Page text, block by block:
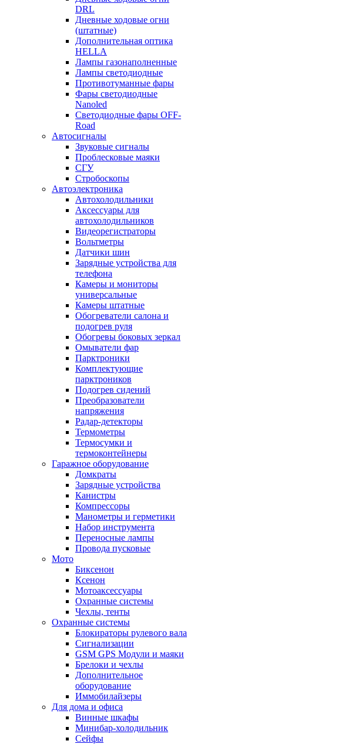
DRL
Дневные ходовые огни
(штатные)
Дополнительная оптика
HELLA
Лампы газонаполненные
Лампы светодиодные
Противотуманные фары
Фары светодиодные
Nanoled
Светодиодные фары OFF-
Road
Автосигналы
Звуковые сигналы
Проблесковые маяки
СГУ
Стробоскопы
Автоэлектроника
Автохолодильники
Аксессуары для
автохолодильников
Видеорегистраторы
Вольтметры
Датчики шин
Зарядные устройства для
телефона
Камеры и мониторы
универсальные
Камеры штатные
Обогреватели салона и
подогрев руля
Обогревы боковых зеркал
Омыватели фар
Парктроники
Комплектующие
парктроников
Подогрев сидений
Преобразователи
напряжения
Радар-детекторы
Термометры
Термосумки и
термоконтейнеры
Гаражное оборудование
Домкраты
Зарядные устройства
Канистры
Компрессоры
Манометры и герметики
Набор инструмента
Переносные лампы
Провода пусковые
Мото
Биксенон
Ксенон
Мотоаксессуары
Охранные системы
Чехлы, тенты
Охранные системы
Блокираторы рулевого вала
Сигнализации
GSM GPS Модули и маяки
Брелоки и чехлы
Дополнительное
оборудование
Иммобилайзеры
Для дома и офиса
Винные шкафы
Минибар-холодильник
Сейфы